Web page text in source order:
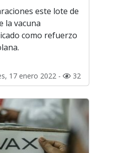
este lote de
la vacuna
como refuerzo
17 enero 2022 - 32